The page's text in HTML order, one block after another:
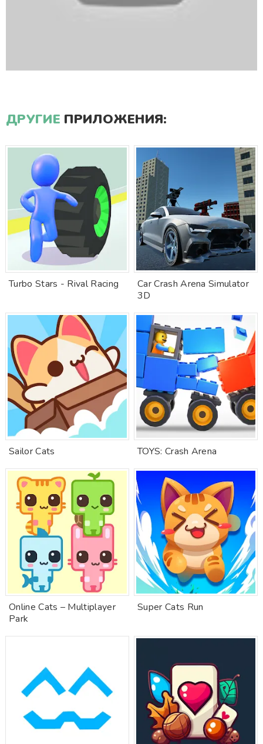
ДРУГИЕ ПРИЛОЖЕНИЯ:
Turbo Stars - Rival Racing
Car Crash Arena Simulator
3D
Sailor Cats TOYS: Crash Arena
Online Cats – Multiplayer
Park
Super Cats Run